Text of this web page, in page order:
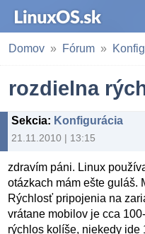
Domov Fórum
rozdielna
Sekcia: Konfigurácia
21.11.2010 | 13:15
zdravím páni. Linux
otázkach mám ešte guláš.
Rýchlosť pripojenia na
vrátane mobilov je cca
rýchlos kolíše, niekedy ide